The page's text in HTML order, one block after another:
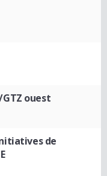
GTZ ouest
de